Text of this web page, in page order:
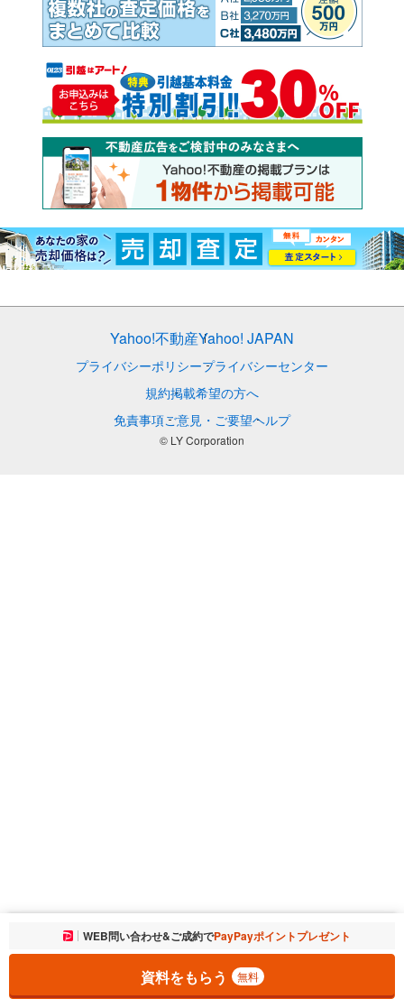
お気に入りに追加しました。 一覧を開く
WEB問い合わせ&ご成約でPayPayポイントプレゼント
資料をもらう 無料
Yahoo!不動産Yahoo! JAPAN
プライバシーポリシープライバシーセンター
規約掲載希望の方へ
免責事項ご意見・ご要望ヘルプ
© LY Corporation